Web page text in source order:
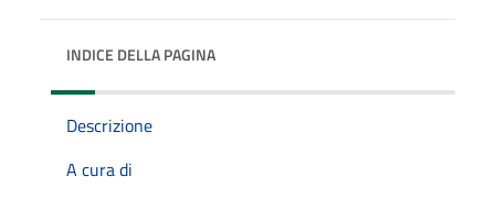
INDICE DELLA PAGINA
Descrizione
A cura di